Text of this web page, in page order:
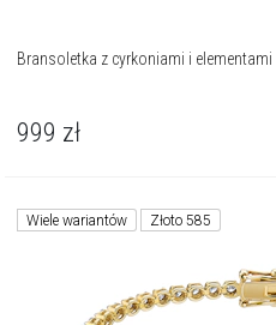
Bransoletka z cyrkoniami i elementami
999 zł
Wiele wariantów Złoto 585